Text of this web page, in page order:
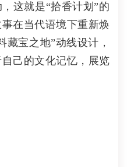
， 这就是“拾香计划”的
在当代语境下重新焕
藏宝之地”动线设计 ，
己的文化记忆， 展览